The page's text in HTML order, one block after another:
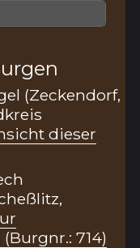
(Zeckendorf,
dieser
714)